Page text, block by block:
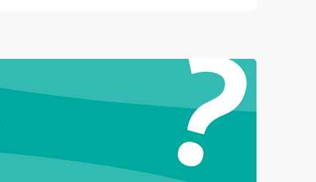
1000 ₽
Подробнее →
?